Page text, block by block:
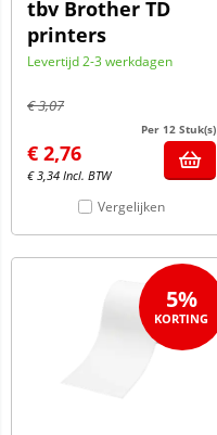
tbv Brother TD
printers
Levertijd 2-3 werkdagen
€3,07
Per 12 Stuk(s)
€ 2,76
€3,34 Incl. BTW
Vergelijken
5%